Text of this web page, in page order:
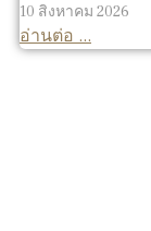
10 สิงหาคม 2026
อ่านต่อ ...